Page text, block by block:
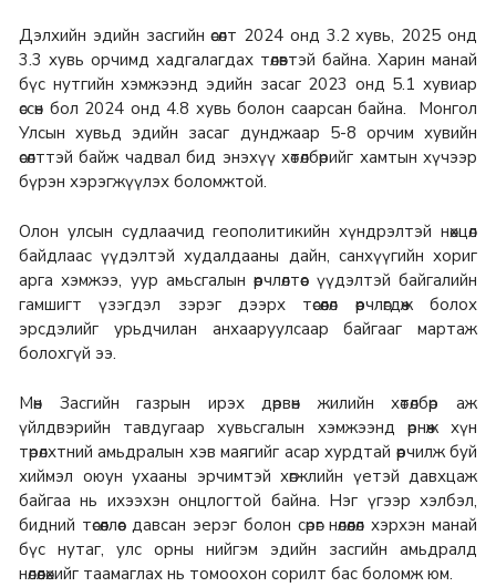
Дэлхийн эдийн засгийн өсөлт 2024 онд 3.2 хувь, 2025 онд
3.3 хувь орчимд хадгалагдах төлөвтэй байна. Харин манай
бүс нутгийн хэмжээнд эдийн засаг 2023 онд 5.1 хувиар
өссөн бол 2024 онд 4.8 хувь болон саарсан байна. Монгол
Улсын хувьд эдийн засаг дунджаар 5-8 орчим хувийн
өсөлттэй байж чадвал бид энэхүү хөтөлбөрийг хамтын хүчээр
бүрэн хэрэгжүүлэх боломжтой.
Олон улсын судлаачид геополитикийн хүндрэлтэй нөхцөл
байдлаас үүдэлтэй худалдааны дайн, санхүүгийн хориг
арга хэмжээ, уур амьсгалын өөрчлөлтөөс үүдэлтэй байгалийн
гамшигт үзэгдэл зэрэг дээрх төсөөлөл өөрчлөгдөж болох
эрсдэлийг урьдчилан анхааруулсаар байгааг мартаж
болохгүй ээ.
Мөн Засгийн газрын ирэх дөрвөн жилийн хөтөлбөр аж
үйлдвэрийн тавдугаар хувьсгалын хэмжээнд өрнөж хүн
төрөлхтний амьдралын хэв маягийг асар хурдтай өөрчилж буй
хиймэл оюун ухааны эрчимтэй хөгжлийн үетэй давхцаж
байгаа нь ихээхэн онцлогтой байна. Нэг үгээр хэлбэл,
бидний төсөөллөөс давсан эерэг болон сөрөг нөлөөлөл хэрхэн манай
бүс нутаг, улс орны нийгэм эдийн засгийн амьдралд
нөлөөлөхийг таамаглах нь томоохон сорилт бас боломж юм.